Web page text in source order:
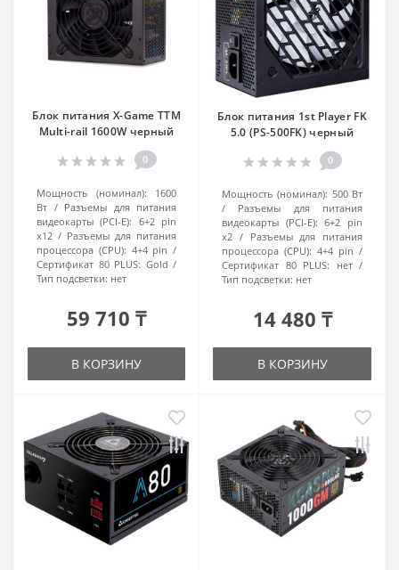
Блок питания X-Game TTM
Multi-rail 1600W черный
0
Мощность (номинал):
1600
Вт
Разъемы для питания
видеокарты (PCI-E): 6+2 pin
x12
Разъемы для питания
процессора (CPU): 4+4 pin
Сертификат 80 PLUS: Gold
Тип подсветки: нет
59 710 ₸
В КОРЗИНУ
Блок питания 1st Player FK
5.0 (PS-500FK) черный
0
Мощность (номинал): 500 Вт
Разъемы для питания
видеокарты (PCI-E): 6+2 pin
x2
Разъемы для питания
процессора (CPU): 4+4 pin
Сертификат 80 PLUS:
нет
Тип подсветки: нет
14 480 ₸
В КОРЗИНУ